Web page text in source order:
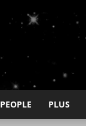
PEOPLE PLUS